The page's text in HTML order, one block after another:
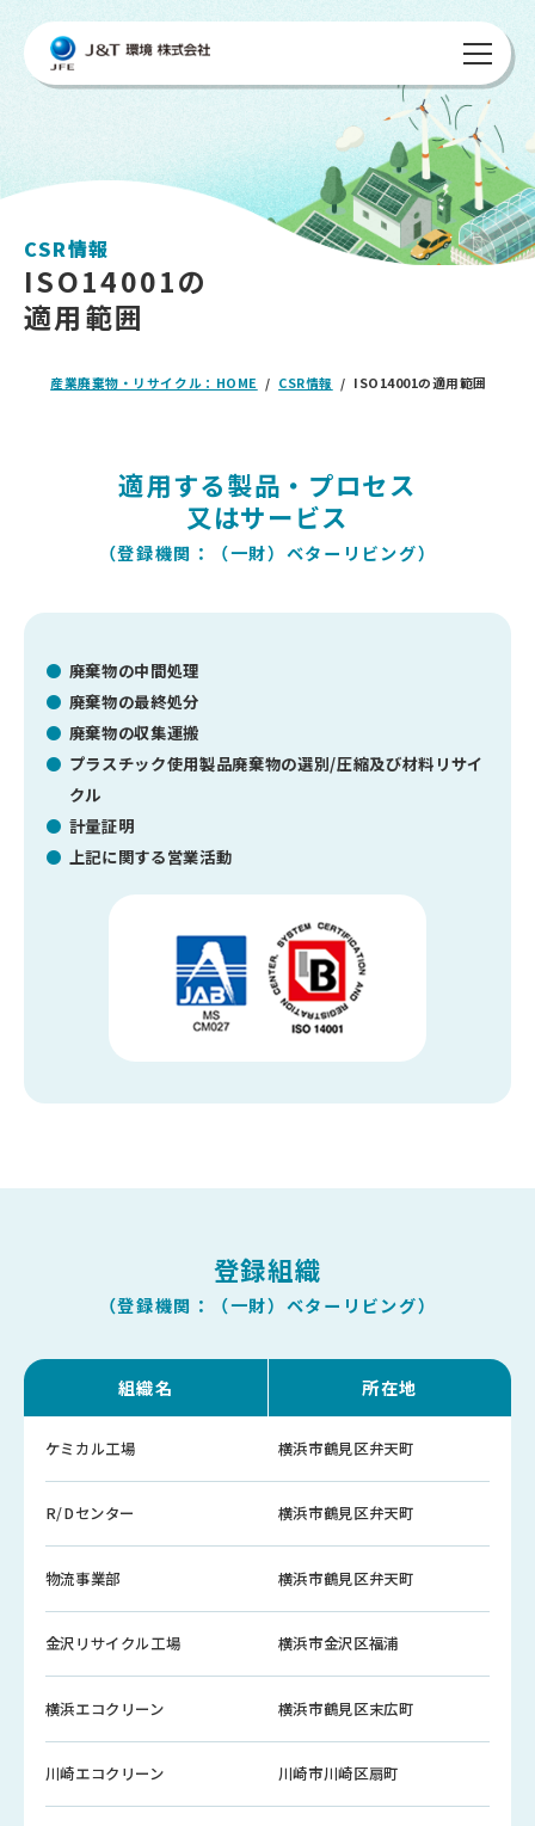
CSR情報
ISO14001の
適用範囲
産業廃棄物・リサイクル：HOME CSR情報 ISO14001の適用範囲
適用する製品・プロセス
又はサービス
（登録機関：（一財）ベターリビング）
廃棄物の中間処理
廃棄物の最終処分
廃棄物の収集運搬
プラスチック使用製品廃棄物の選別/圧縮及び材料リサイ
クル
計量証明
上記に関する営業活動
登録組織
（登録機関：（一財）ベターリビング）
組織名 所在地
ケミカル工場 横浜市鶴見区弁天町
R/Dセンター 横浜市鶴見区弁天町
物流事業部 横浜市鶴見区弁天町
金沢リサイクル工場 横浜市金沢区福浦
横浜エコクリーン 横浜市鶴見区末広町
川崎エコクリーン 川崎市川崎区扇町